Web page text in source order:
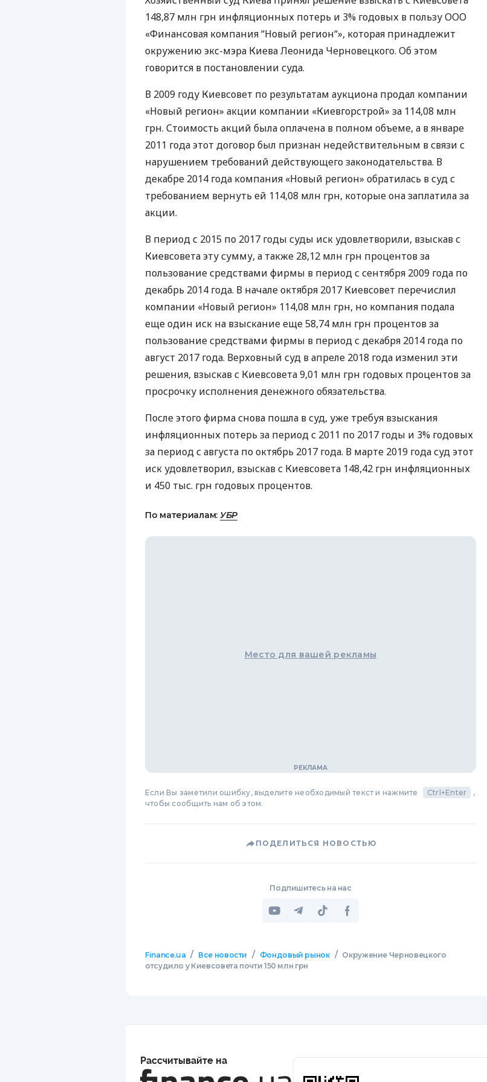
ЕЖЕМЕСЯЧНЫЙ
КЕШБЭКА
ПУТЕВОДИТЕЛИ ПО
148,87 млн грн инфляционных потерь и 3% годовых в пользуООО
«Финансовая компания “Новый регион“», которая принадлежит
окружению экс-мэра Киева Леонида Черновецкого. Об этом
говорится в постановлении суда.
В 2009 году Киевсовет по результатам аукциона продал компании
«Новый регион» акции компании «Киевгорстрой» за 114,08 млн
грн. Стоимость акций была оплачена в полном объеме, а в январе
2011 года этот договор был признан недействительным в связи с
нарушением требований действующего законодательства. В
декабре 2014 года компания «Новый регион» обратилась в суд с
требованием вернуть ей 114,08 млн грн, которые она заплатила за
акции.
В период с 2015 по 2017 годы суды иск удовлетворили, взыскав с
Киевсовета эту сумму, а также 28,12 млн грн процентов за
пользование средствами фирмы в период с сентября 2009 года по
декабрь 2014 года. В начале октября 2017 Киевсовет перечислил
компании «Новый регион» 114,08 млн грн, но компания подала
еще один иск на взыскание еще 58,74 млн грн процентов за
пользование средствами фирмы в период с декабря 2014 года по
август 2017 года. Верховный суд в апреле 2018 года изменил эти
решения, взыскав с Киевсовета 9,01 млн грн годовых процентов за
просрочку исполнения денежного обязательства.
После этого фирма снова пошла в суд, уже требуя взыскания
инфляционных потерь за период с 2011 по 2017 годы и 3% годовых
за период с августа по октябрь 2017 года. В марте 2019 года суд этот
иск удовлетворил, взыскав с Киевсовета 148,42 грн инфляционных
и 450 тыс. грн годовых процентов.
По материалам: УБР
Место для вашей рекламы
Если Вы заметили ошибку, выделите необходимый текст и нажмите Ctrl+Enter
,
чтобы сообщить нам об этом.
ПОДЕЛИТЬСЯ НОВОСТЬЮ
Подпишитесь на нас
Finance.ua / Все новости / Фондовый рынок / Окружение Черновецкого
отсудило у Киевсовета почти 150 млн грн
Рассчитывайте на